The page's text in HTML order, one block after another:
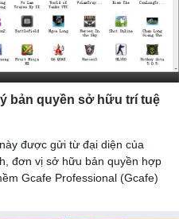
bản quyền sở hữu trí tuệ
được gửi từ đại diện của
đơn vị sở hữu bản quyền hợp
Gcafe Professional (Gcafe)